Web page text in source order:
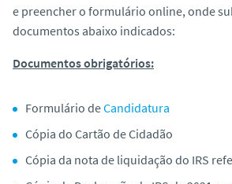
e preencher o formulário online, onde
documentos abaixo indicados:
Documentos obrigatórios:
Formulário deCandidatura
Cópia do Cartão de Cidadão
Cópia da nota de liquidação do IRS